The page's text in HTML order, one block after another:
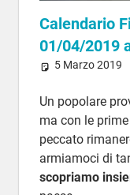
Calendario
01/04/2019
5 Marzo 2019
Un popolare
ma con le
peccato
armiamoci di
scopriamo